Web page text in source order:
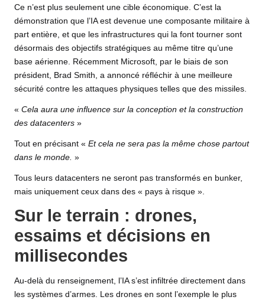
Ce n’est plus seulement une cible économique. C’est la
démonstration que l’IA est devenue une composante militaire à
part entière, et que les infrastructures qui la font tourner sont
désormais des objectifs stratégiques au même titre qu’une
base aérienne.
Récemment Microsoft, par le biais de son
président, Brad Smith , a annoncé réfléchir à une meilleure
sécurité contre les attaques physiques telles que des missiles.
« Cela aura une influence sur la conception et la construction
des datacenters »
Tout en précisant « Et cela ne sera pas la même chose partout
dans le monde. »
Tous leurs datacenters ne seront pas transformés en bunker,
mais uniquement ceux dans des « pays à risque ».
Sur le terrain : drones,
essaims et décisions en
millisecondes
Au-delà du renseignement, l’IA s’est infiltrée directement dans
les systèmes d’armes. Les drones en sont l’exemple le plus